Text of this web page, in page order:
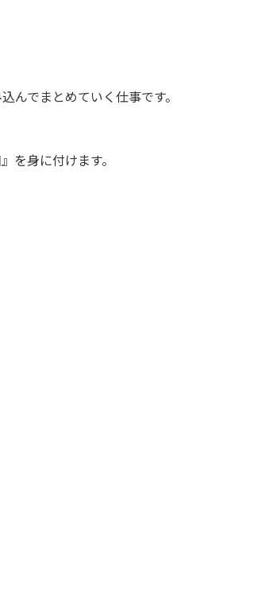
んでまとめていく仕事です。
を身に付けます。